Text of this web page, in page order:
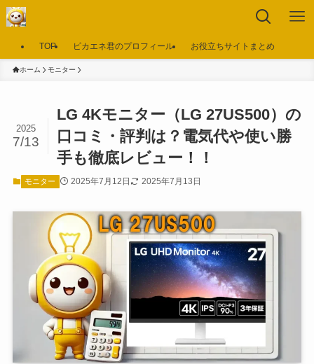
TOP ピカエネ君のプロフィール お役立ちサイトまとめ
ホーム モニター
LG 4Kモニター（LG 27US500）の
口コミ・評判は？電気代や使い勝
手も徹底レビュー！！
2025
7/13
モニター 2025年7月12日 2025年7月13日